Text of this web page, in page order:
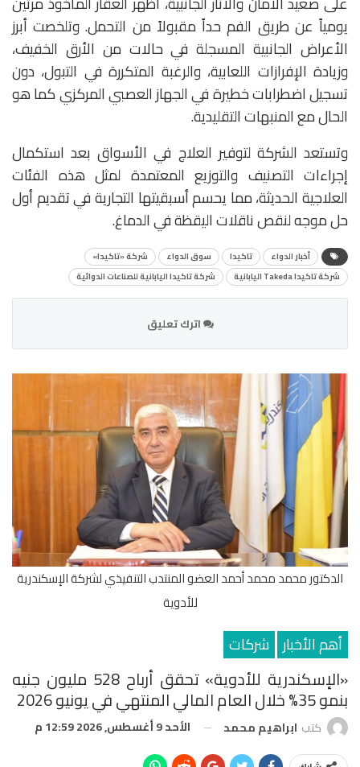
يومياً عن طريق الفم حداً مقبولاً من التحمل. وتلخصت أبرز
الأعراض الجانبية المسجلة في حالات من الأرق الخفيف،
وزيادة الإفرازات اللعابية، والرغبة المتكررة في التبول، دون
تسجيل اضطرابات خطيرة في الجهاز العصبي المركزي كما هو
الحال مع المنبهات التقليدية.
وتستعد الشركة لتوفير العلاج في الأسواق بعد استكمال
إجراءات التصنيف والتوزيع المعتمدة لمثل هذه الفئات
العلاجية الحديثة، مما يحسم أسبقيتها التجارية في تقديم أول
حل موجه لنقص ناقلات اليقظة في الدماغ.
أخبار الدواء تاكيدا سوق الدواء
شركة «تاكيدا»
شركة تاكيدا Takeda اليابانية
شركة تاكيدا اليابانية للصناعات الدوائية
اترك تعليق
الدكتور محمد محمد أحمد العضو المنتدب التنفيذي لشركة الإسكندرية
للأدوية
أهم الأخبار شركات
«الإسكندرية للأدوية» تحقق أرباح 528 مليون جنيه
بنمو 35% خلال العام المالي المنتهي في يونيو 2026
كتب ابراهيم محمد الأحد 9 أغسطس, 2026 12:59 م